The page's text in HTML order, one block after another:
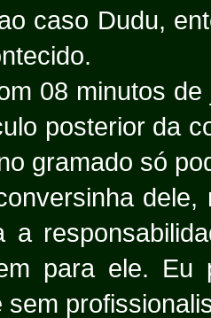
caso Dudu,
08 minutos
posterior da
gramado só
dele,
a
para ele. Eu
sem